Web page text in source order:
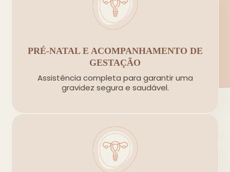
PRÉ-NATAL E ACOMPANHAMENTO DE
GESTAÇÃO
Assistência completa para garantir uma
gravidez segura e saudável.